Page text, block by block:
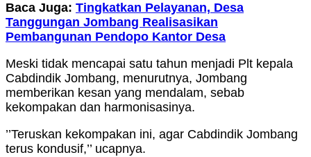
Baca Juga: Tingkatkan Pelayanan, Desa
Tanggungan Jombang Realisasikan
Pembangunan Pendopo Kantor Desa
Meski tidak mencapai satu tahun menjadi Plt kepala
Cabdindik Jombang, menurutnya, Jombang
memberikan kesan yang mendalam, sebab
kekompakan dan harmonisasinya.
’’Teruskan kekompakan ini, agar Cabdindik Jombang
terus kondusif,’’ ucapnya.